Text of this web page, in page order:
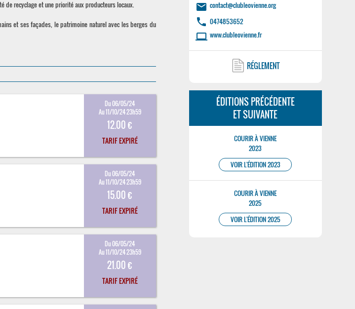
de recyclage et une priorité aux producteurs locaux.
et ses façades, le patrimoine naturel avec les berges du
Du 06/05/24
Au 11/10/24 23h59
12.00 €
TARIF EXPIRÉ
Du 06/05/24
Au 11/10/24 23h59
15.00 €
TARIF EXPIRÉ
Du 06/05/24
Au 11/10/24 23h59
21.00 €
TARIF EXPIRÉ
email contact@clubleovienne.org
phone 0474853652
laptop www.clubleovienne.fr
RÉGLEMENT
ÉDITIONS PRÉCÉDENTE
ET SUIVANTE
COURIR À VIENNE
2023
VOIR L'ÉDITION 2023
COURIR À VIENNE
2025
VOIR L'ÉDITION 2025